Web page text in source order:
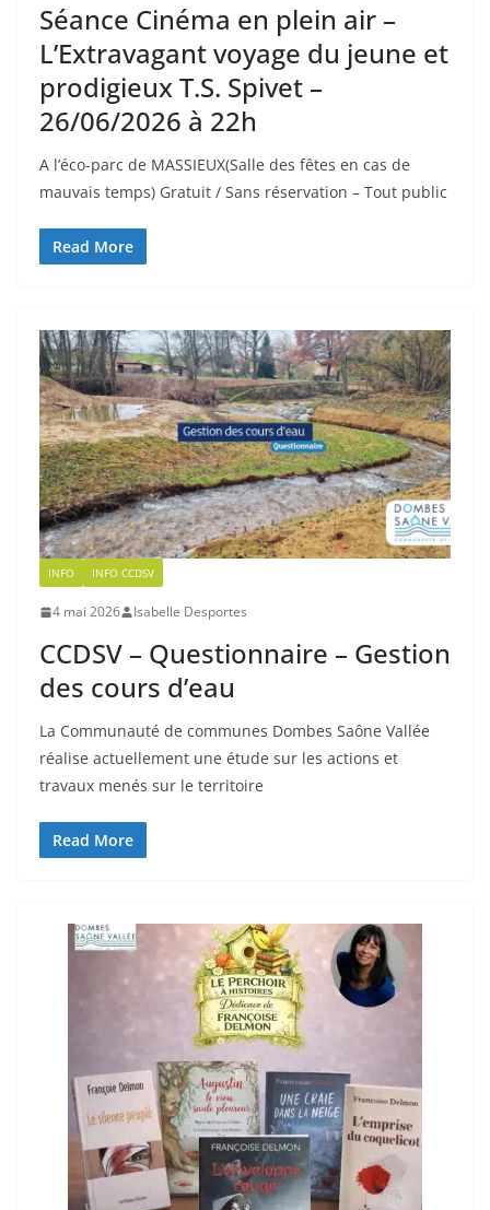
Séance Cinéma en plein air –
L’Extravagant voyage du jeune et
prodigieux T.S. Spivet –
26/06/2026 à 22h
A l’éco-parc de MASSIEUX(Salle des fêtes en cas de
mauvais temps) Gratuit / Sans réservation – Tout public
Read More
INFO INFO CCDSV
4 mai 2026 Isabelle Desportes
CCDSV – Questionnaire – Gestion
des cours d’eau
La Communauté de communes Dombes Saône Vallée
réalise actuellement une étude sur les actions et
travaux menés sur le territoire
Read More